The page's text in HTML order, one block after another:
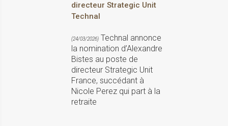
directeur Strategic Unit
Technal
(24/03/2026) Technal annonce
la nomination d’Alexandre
Bistes au poste de
directeur Strategic Unit
France, succédant à
Nicole Perez qui part à la
retraite